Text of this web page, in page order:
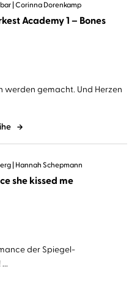
Corinna Dorenkamp
Academy 1 – Bones
werden gemacht. Und Herzen
Hannah Schepmann
she kissed me
der Spiegel-